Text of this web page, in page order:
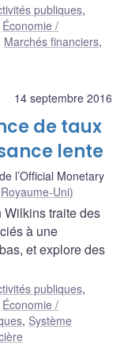
publiques,
Économie /
Marchés financiers,
14 septembre 2016
de taux
lente
l’Official Monetary
Uni)
traite des
à une
et explore des
publiques,
Économie /
, Système